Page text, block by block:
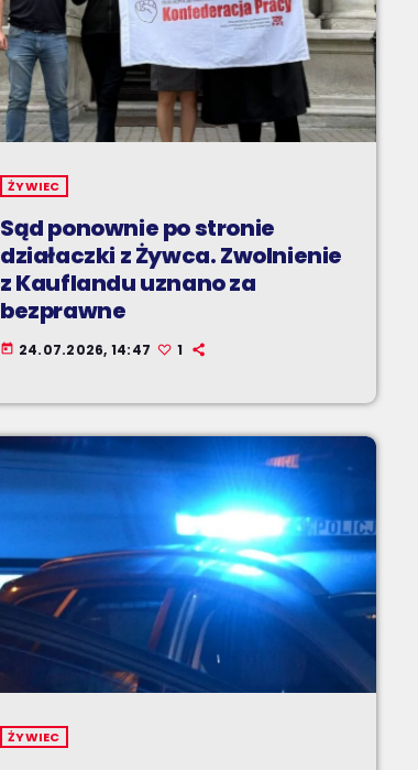
ŻYWIEC
Sąd ponownie po stronie
działaczki z Żywca. Zwolnienie
z Kauflandu uznano za
bezprawne
today 24.07.2026, 14:47 1
ŻYWIEC